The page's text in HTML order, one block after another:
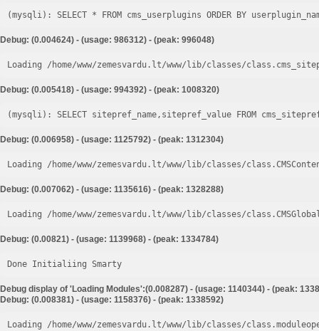
Debug: (0.004624) - (usage: 986312) - (peak: 996048)
Loading /home/www/zemesvardu.lt/www/lib/classes/
Debug: (0.005418) - (usage: 994392) - (peak: 1008320)
Debug: (0.006958) - (usage: 1125792) - (peak: 1312304)
Loading /home/www/zemesvardu.lt/www/lib/classes/
Debug: (0.007062) - (usage: 1135616) - (peak: 1328288)
Loading /home/www/zemesvardu.lt/www/lib/classes/
Debug: (0.00821) - (usage: 1139968) - (peak: 1334784)
Done Initialiing Smarty
Debug display of 'Loading Modules':(0.008287) - (usage: 1140344) - (peak:
Debug: (0.008381) - (usage: 1158376) - (peak: 1338592)
Loading /home/www/zemesvardu.lt/www/lib/classes/